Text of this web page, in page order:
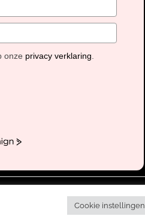
onze privacy verklaring.
Cookie instellingen